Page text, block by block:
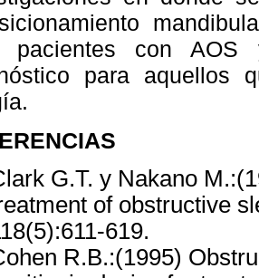
pacientes con AOS
para aquellos
G.T. y Nakano
of obstructive
619.
R.B.:(1995)